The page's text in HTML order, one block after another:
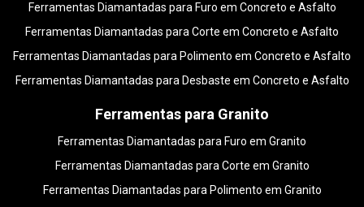
Ferramentas Diamantadas para Furo em Concreto e Asfalto
Ferramentas Diamantadas para Corte em Concreto e Asfalto
Ferramentas Diamantadas para Polimento em Concreto e Asfalto
Ferramentas Diamantadas para Desbaste em Concreto e Asfalto
Ferramentas para Granito
Ferramentas Diamantadas para Furo em Granito
Ferramentas Diamantadas para Corte em Granito
Ferramentas Diamantadas para Polimento em Granito